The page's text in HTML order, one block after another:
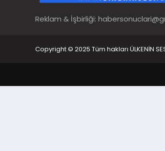
Reklam & İşbirliği:
Copyright © 2025 Tüm hakları ÜLKENİN